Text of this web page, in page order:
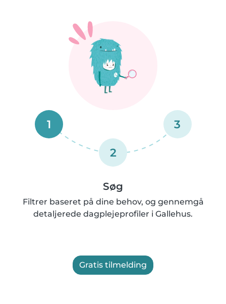
1
2
3
Søg
Filtrer baseret på dine behov, og gennemgå
detaljerede dagplejeprofiler i Gallehus.
Gratis tilmelding